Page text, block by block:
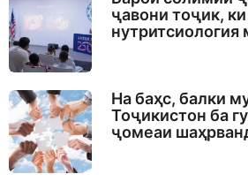
ҷавони тоҷик,
нутритсиология
На баҳс, балки
Тоҷикистон ба
ҷомеаи